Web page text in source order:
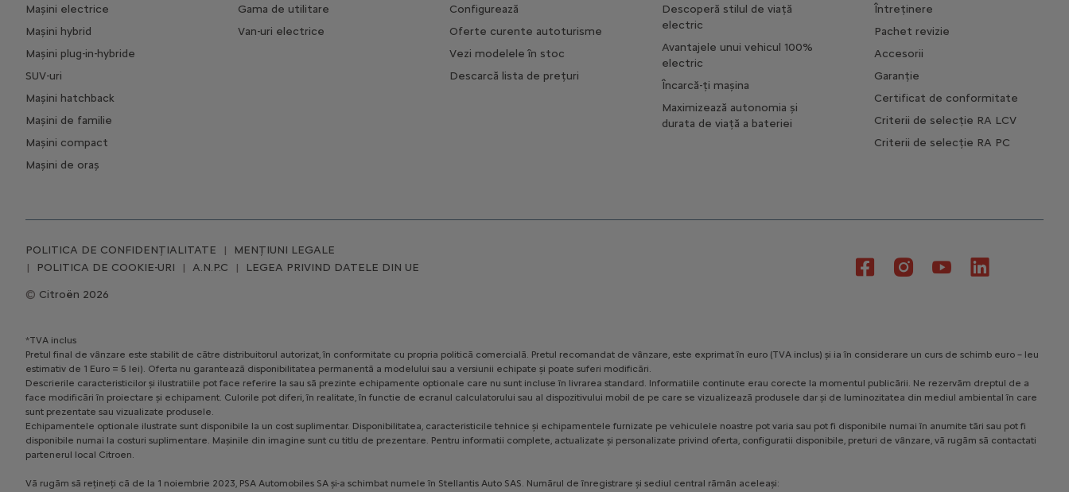
Mașini electrice
Mașini hybrid
Mașini plug-in-hybride
SUV-uri
Mașini hatchback
Mașini de familie
Mașini compact
Mașini de oraș
Gama de utilitare
Van-uri electrice
Configurează
Oferte curente autoturisme
Vezi modelele în stoc
Descarcă lista de prețuri
Descoperă stilul de viață
electric
Avantajele unui vehicul 100%
electric
Încarcă-ți mașina
Maximizează autonomia și
durata de viață a bateriei
Întreținere
Pachet revizie
Accesorii
Garanție
Certificat de conformitate
Criterii de selecție RA LCV
Criterii de selecție RA PC
Citroën 2026
POLITICA DE CONFIDENȚIALITATE
MENȚIUNI LEGALE
POLITICA DE COOKIE-URI
A.N.P.C LEGEA PRIVIND DATELE DIN UE
*TVA inclus
Pretul final de vânzare este stabilit de către distribuitorul autorizat, în conformitate cu propria politică comercială. Pretul recomandat de vânzare, este exprimat în euro (TVA inclus) și ia în considerare un curs de schimb euro – leu
estimativ de 1 Euro = 5 lei). Oferta nu garantează disponibilitatea permanentă a modelului sau a versiunii echipate și poate suferi modificări.
Descrierile caracteristicilor și ilustratiile pot face referire la sau să prezinte echipamente optionale care nu sunt incluse în livrarea standard. Informatiile continute erau corecte la momentul publicării. Ne rezervăm dreptul de a
face modificări în proiectare și echipament. Culorile pot diferi, în realitate, în functie de ecranul calculatorului sau al dispozitivului mobil de pe care se vizualizează produsele dar și de luminozitatea din mediul ambiental în care
sunt prezentate sau vizualizate produsele.
Echipamentele optionale ilustrate sunt disponibile la un cost suplimentar. Disponibilitatea, caracteristicile tehnice și echipamentele furnizate pe vehiculele noastre pot varia sau pot fi disponibile numai în anumite tări sau pot fi
disponibile numai la costuri suplimentare. Mașinile din imagine sunt cu titlu de prezentare. Pentru informatii complete, actualizate și personalizate privind oferta, configuratii disponibile, preturi de vânzare, vă rugăm să contactati
partenerul local Citroen.
Vă rugăm să rețineți că de la 1 noiembrie 2023, PSA Automobiles SA și-a schimbat numele în Stellantis Auto SAS. Numărul de înregistrare și sediul central rămân aceleași: